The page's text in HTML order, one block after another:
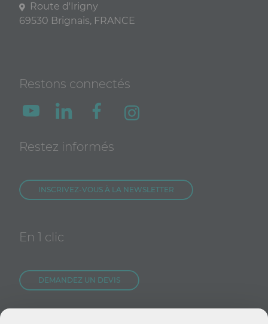
Route d'Irigny
69530 Brignais, FRANCE
Restons connectés
Restez informés
INSCRIVEZ-VOUS À LA NEWSLETTER
En 1 clic
DEMANDEZ UN DEVIS